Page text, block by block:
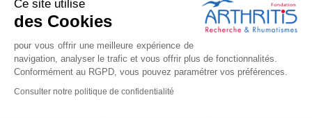
Ce site utilise
des Cookies
pour vous offrir une meilleure expérience de
navigation, analyser le trafic et vous offrir plus de fonctionnalités.
Conformément au RGPD, vous pouvez paramétrer vos préférences.
Consulter notre politique de confidentialité
Le projet BACK-
4P : Les
nouvelles
technologies
numériques au
Arthritis4Cure -
Cure-RA
AVR 22 15:01